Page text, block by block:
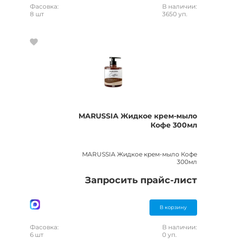
Фасовка:
8 шт
В наличии:
3650 уп.
MARUSSIA Жидкое крем-мыло
Кофе 300мл
MARUSSIA Жидкое крем-мыло Кофе
300мл
Запросить прайс-лист
В корзину
Фасовка:
6 шт
В наличии:
0 уп.